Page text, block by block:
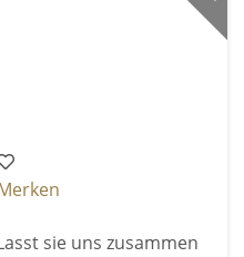
sie uns zusammen